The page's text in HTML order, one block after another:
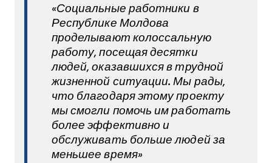
«Социальные работники в
Республике Молдова
проделывают колоссальную
работу, посещая десятки
людей, оказавшихся в трудной
жизненной ситуации. Мы рады,
что благодаря этому проекту
мы смогли помочь им работать
более эффективно и
обслуживать больше людей за
меньшее время»